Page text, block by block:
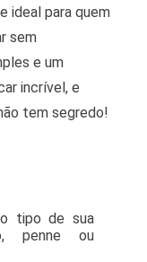
ideal para quem
sem
e um
incrível, e
tem segredo!
tipo de sua
penne ou